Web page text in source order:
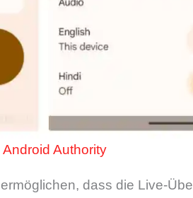
Android Authority
dass die Live-